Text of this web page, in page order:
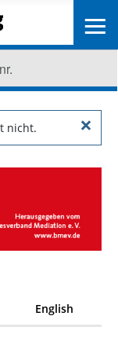
×
nicht.
English
≡